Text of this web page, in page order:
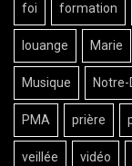
foi formation
louange Marie
Musique
PMA prière
veillée vidéo